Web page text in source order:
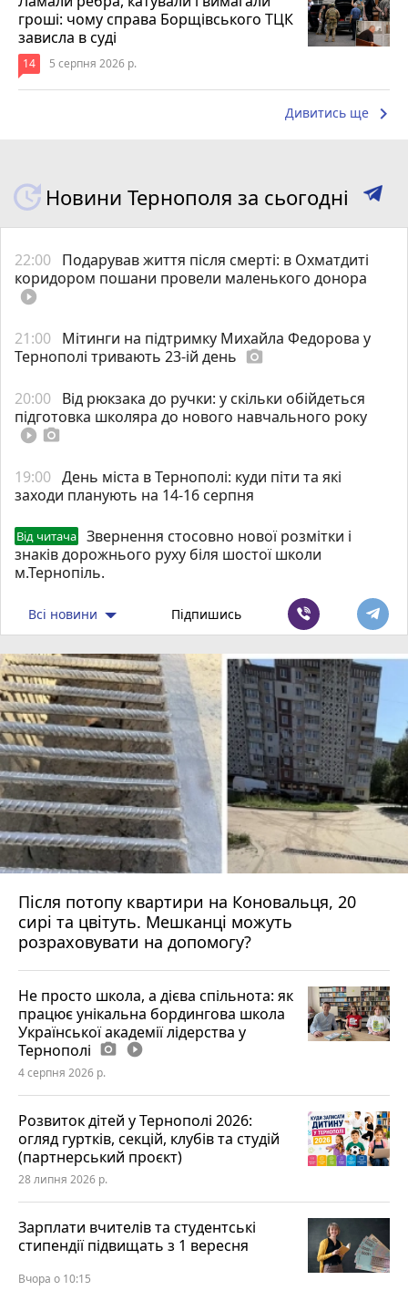
гроші: чому справа Борщівського ТЦК
зависла в суді
14 5 серпня 2026 р.
Дивитись ще keyboard_arrow_right
Новини Тернополя за сьогодні
22:00 Подарував життя після смерті: в Охматдиті
коридором пошани провели маленького донора
play_circle_filled
21:00 Мітинги на підтримку Михайла Федорова у
Тернополі тривають 23-ій день photo_camera
20:00 Від рюкзака до ручки: у скільки обійдеться
підготовка школяра до нового навчального року
play_circle_filled photo_camera
19:00 День міста в Тернополі: куди піти та які
заходи планують на 14-16 серпня
Від читача
Звернення стосовно нової розмітки і
знаків дорожнього руху біля шостої школи
м.Тернопіль.
Всі новини Підпишись
Після потопу квартири на Коновальця, 20
сирі та цвітуть. Мешканці можуть
розраховувати на допомогу?
Не просто школа, а дієва спільнота: як
працює унікальна бордингова школа
Української академії лідерства у
Тернополі photo_camera play_circle_filled
4 серпня 2026 р.
Розвиток дітей у Тернополі 2026:
огляд гуртків, секцій, клубів та студій
(партнерський проєкт)
28 липня 2026 р.
Зарплати вчителів та студентські
стипендії підвищать з 1 вересня
Вчора о 10:15